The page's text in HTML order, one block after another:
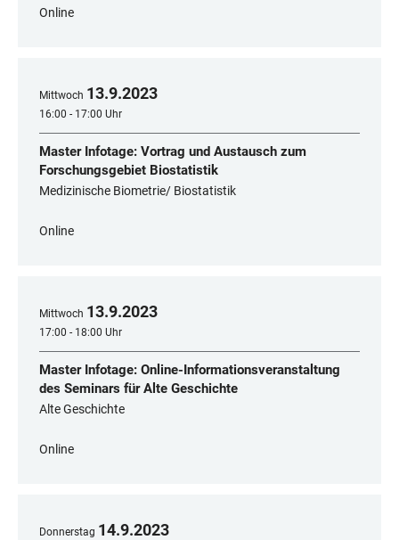
Online
Mittwoch 13.9.2023
16:00 - 17:00 Uhr
Master Infotage: Vortrag und Austausch zum
Forschungsgebiet Biostatistik
Medizinische Biometrie/ Biostatistik
Online
Mittwoch 13.9.2023
17:00 - 18:00 Uhr
Master Infotage: Online-Informationsveranstaltung
des Seminars für Alte Geschichte
Alte Geschichte
Online
Donnerstag 14.9.2023